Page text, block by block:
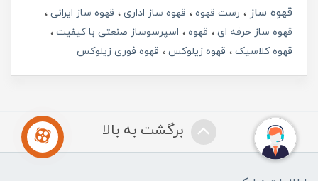
قهوه ساز رست قهوه قهوه ساز اداری
قهوه ساز ایرانی
قهوه ساز حرفه ای
قهوه
اسپرسوساز صنعتی با کیفیت
قهوه کلاسیک
قهوه زیلوکس قهوه فوری زیلوکس
برگشت به بالا